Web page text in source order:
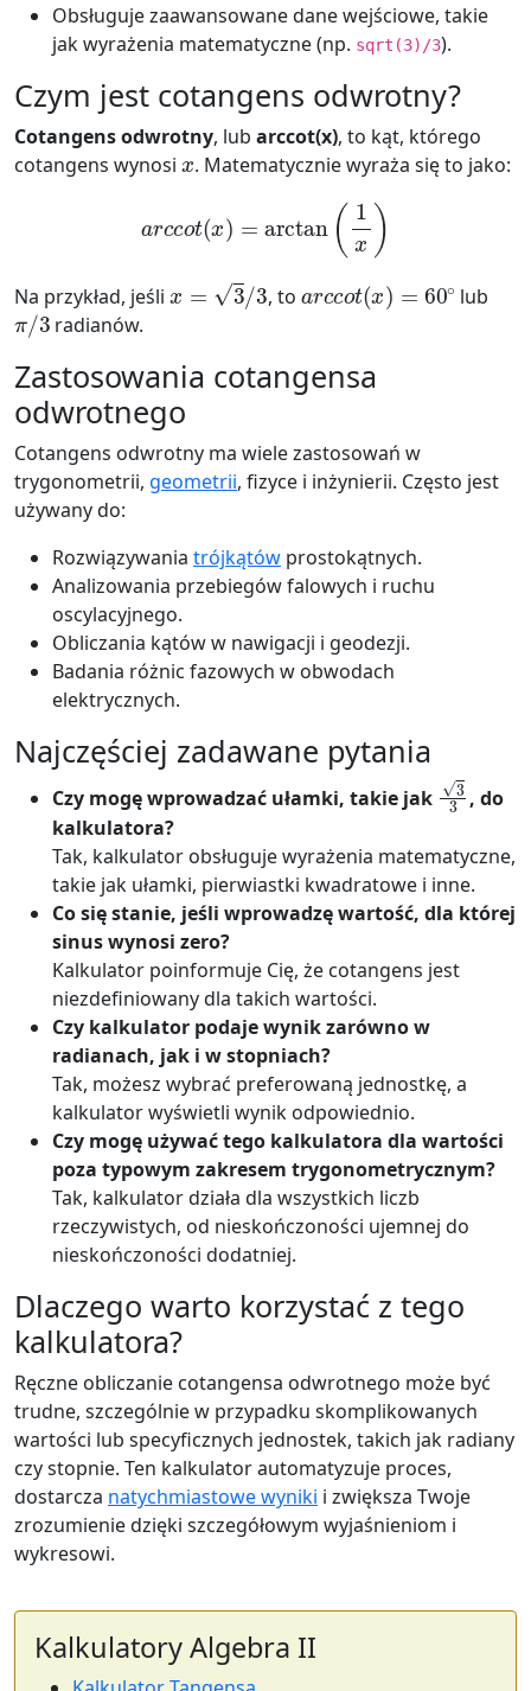
Obsługuje zaawansowane dane wejściowe, takie
jak wyrażenia matematyczne (np. sqrt(3)/3).
Czym jest cotangens odwrotny?
Cotangens odwrotny, lub arccot(x), to kąt, którego
cotangens wynosi
x
. Matematycznie wyraża się to jako:
1 x
Na przykład, jeśli , to
( )
lub
π/ 3
radianów.
Zastosowania cotangensa
odwrotnego
Cotangens odwrotny ma wiele zastosowań w
trygonometrii, geometrii, fizyce i inżynierii. Często jest
używany do:
Rozwiązywania trójkątów prostokątnych.
Analizowania przebiegów falowych i ruchu
oscylacyjnego.
Obliczania kątów w nawigacji i geodezji.
Badania różnic fazowych w obwodach
elektrycznych.
Najczęściej zadawane pytania
Czy mogę wprowadzać ułamki, takie jak
33
, do
kalkulatora?
Tak, kalkulator obsługuje wyrażenia matematyczne,
takie jak ułamki, pierwiastki kwadratowe i inne.
Co się stanie, jeśli wprowadzę wartość, dla której
sinus wynosi zero?
Kalkulator poinformuje Cię, że cotangens jest
niezdefiniowany dla takich wartości.
Czy kalkulator podaje wynik zarówno w
radianach, jak i w stopniach?
Tak, możesz wybrać preferowaną jednostkę, a
kalkulator wyświetli wynik odpowiednio.
Czy mogę używać tego kalkulatora dla wartości
poza typowym zakresem trygonometrycznym?
Tak, kalkulator działa dla wszystkich liczb
rzeczywistych, od nieskończoności ujemnej do
nieskończoności dodatniej.
Dlaczego warto korzystać z tego
kalkulatora?
Ręczne obliczanie cotangensa odwrotnego może być
trudne, szczególnie w przypadku skomplikowanych
wartości lub specyficznych jednostek, takich jak radiany
czy stopnie. Ten kalkulator automatyzuje proces,
dostarcza natychmiastowe wyniki i zwiększa Twoje
zrozumienie dzięki szczegółowym wyjaśnieniom i
wykresowi.
Kalkulatory Algebra II